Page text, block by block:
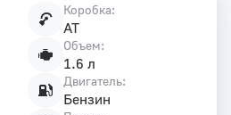
Коробка:
AT
Объем:
1.6 л
Двигатель:
Бензин